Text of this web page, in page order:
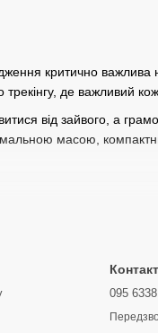
критично
трекінгу, де важливий
від зайвого, а
масою,
каркасу;
конструкція).
учасники маршрутних
095